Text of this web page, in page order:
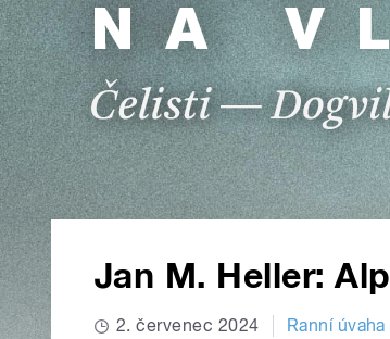
Jan M. Heller:
2. červenec 2024 Ranní úvaha